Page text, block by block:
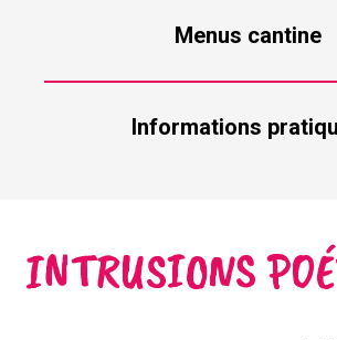
Menus cantine
Informations
INTRUSIONS